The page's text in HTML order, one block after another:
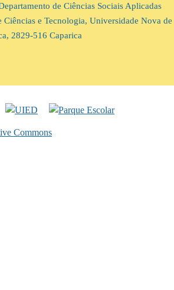
de Ciências Sociais Aplicadas
Ciências e Tecnologia, Universidade Nova de
2829-516 Caparica